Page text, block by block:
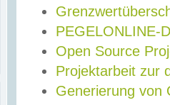
PEGELONLINE-
Open Source
Projektarbeit zur
Generierung von